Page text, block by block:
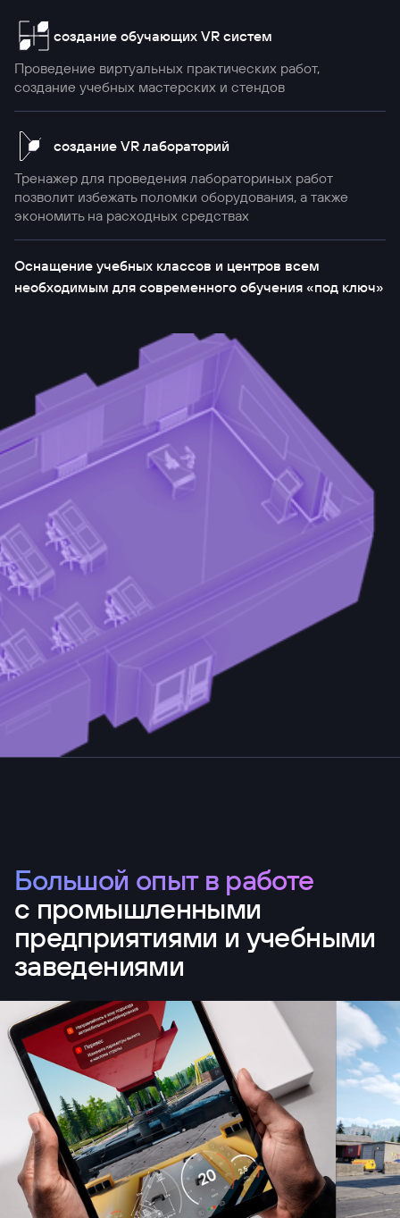
cоздание обучающих VR систем
Проведение виртуальных практических работ,
создание учебных мастерских и стендов
cоздание VR лабораторий
Тренажер для проведения лабораториных работ
позволит избежать поломки оборудования, а также
экономить на расходных средствах
Оснащение учебных классов и центров всем
необходимым для современного обучения «под ключ»
Большой опыт в работе
с промышленными
предприятиями и учебными
заведениями